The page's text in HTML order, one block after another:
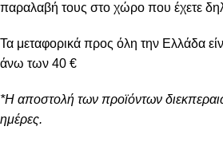
παραλαβή τους στο χώρο που έχετε
Τα μεταφορικά προς όλη την Ελλάδα
άνω των 40 €
*Η αποστολή των προϊόντων
ημέρες.